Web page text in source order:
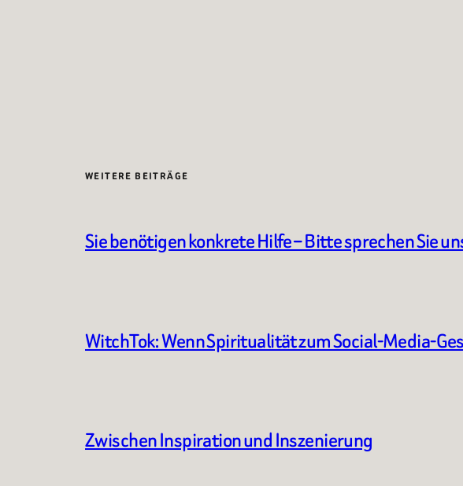
WEITERE BEITRÄGE
Sie benötigen konkrete Hilfe – Bitte sprechen Sie
WitchTok: Wenn Spiritualität zum Social-Media-
Zwischen Inspiration und Inszenierung